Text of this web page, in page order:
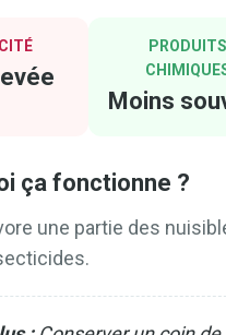
PRODUITS
Moins
ça fonctionne ?
une partie des